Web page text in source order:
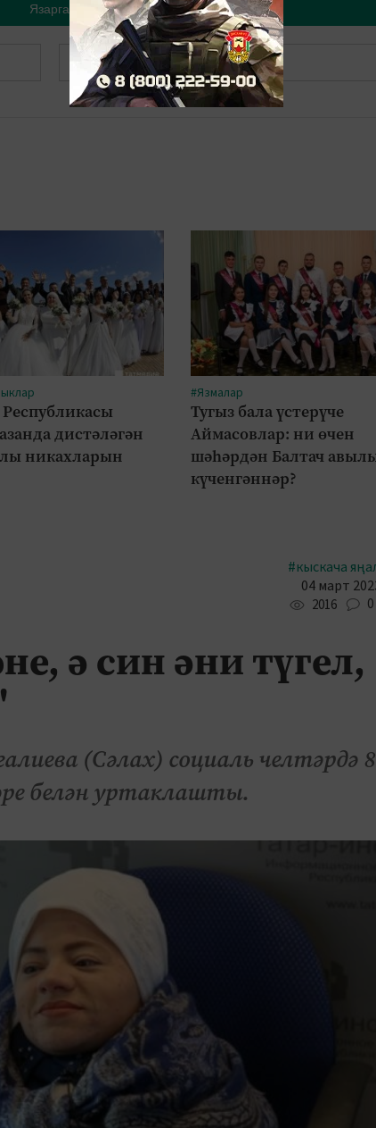
Язарга
Теркәлергә
дистәләгән
никахларын
#Язмалар
Тугыз бала үстерүче
Аймасовлар: ни өчен
шәһәрдән Балтач
күченгәннәр?
#кыскача
04 март
2016 0
ә син әни түгел,
(Сәлах) социаль челтәрдә 8
белән уртаклашты.